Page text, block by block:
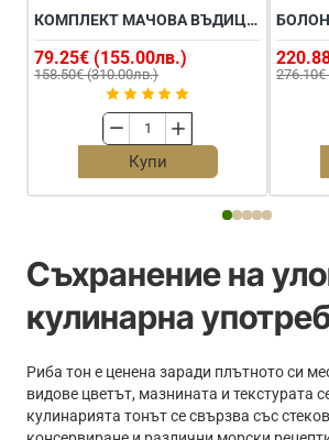
КОМПЛЕКТ МАЧОВА ВЪДИЦА С МАКАРА GURU A-CLASS PELLET WAGGLER 10FT AND GURU A-CLASS 4000 REEL COMBO
79.25€ (155.00лв.)
158.50€ (310.00лв.)
Комплект
мачова
въдица
с
Class
Waggler
and
GURU
A-
Купи
Съхранение на
кулинарна
Риба тон е ценена заради плътното си
видове цветът, мазнината и текстурата
кулинарията тонът се свързва със